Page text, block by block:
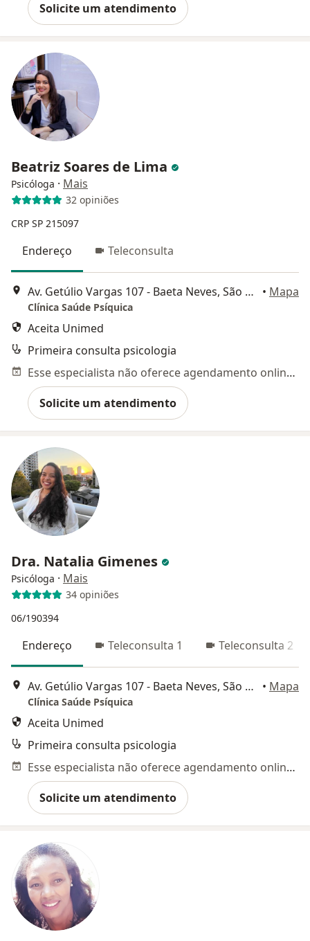
Solicite um atendimento
Beatriz Soares de Lima
Psicóloga · Mais
32 opiniões
CRP SP 215097
Endereço Teleconsulta
Av. Getúlio Vargas 107 - Baeta Neves, São Bernardo do Campo • Mapa
Clínica Saúde Psíquica
Aceita Unimed
Primeira consulta psicologia
Esse especialista não oferece agendamento online para esse endereço.
Solicite um atendimento
Dra. Natalia Gimenes
Psicóloga · Mais
34 opiniões
06/190394
Endereço Teleconsulta 1 Teleconsulta 2
Av. Getúlio Vargas 107 - Baeta Neves, São Bernardo do Campo • Mapa
Clínica Saúde Psíquica
Aceita Unimed
Primeira consulta psicologia
Esse especialista não oferece agendamento online para esse endereço.
Solicite um atendimento